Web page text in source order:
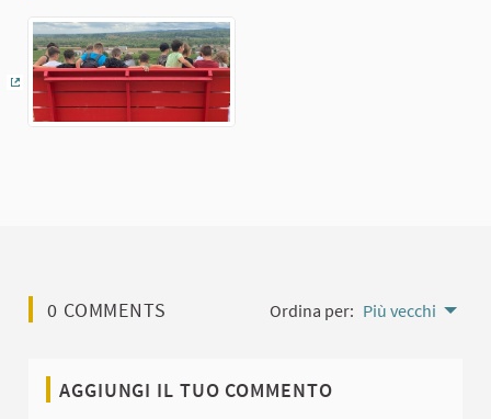
(Collegamento esterno)
0 COMMENTS Ordina per: Più vecchi
AGGIUNGI IL TUO COMMENTO